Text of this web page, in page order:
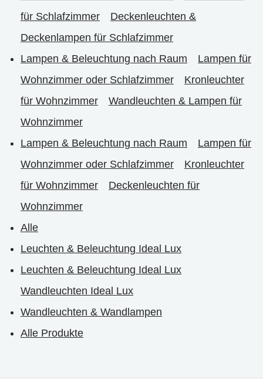
für Schlafzimmer
Deckenleuchten &
Deckenlampen für Schlafzimmer
Lampen & Beleuchtung nach Raum
Lampen für
Wohnzimmer oder Schlafzimmer
Kronleuchter
für Wohnzimmer
Wandleuchten & Lampen für
Wohnzimmer
Lampen & Beleuchtung nach Raum
Lampen für
Wohnzimmer oder Schlafzimmer
Kronleuchter
für Wohnzimmer
Deckenleuchten für
Wohnzimmer
Alle
Leuchten & Beleuchtung Ideal Lux
Leuchten & Beleuchtung Ideal Lux
Wandleuchten Ideal Lux
Wandleuchten & Wandlampen
Alle Produkte